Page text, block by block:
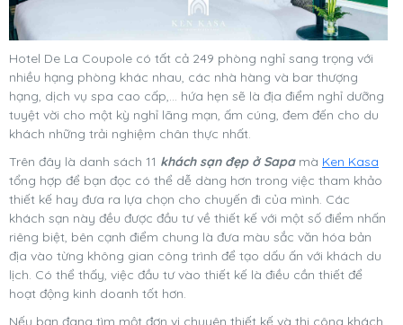
Hotel De La Coupole có tất cả 249 phòng nghỉ sang trọng với
nhiều hạng phòng khác nhau, các nhà hàng và bar thượng
hạng, dịch vụ spa cao cấp,… hứa hẹn sẽ là địa điểm nghỉ dưỡng
tuyệt vời cho một kỳ nghỉ lãng mạn, ấm cúng, đem đến cho du
khách những trải nghiệm chân thực nhất.
Trên đây là danh sách 11 khách sạn đẹp ở Sapamà Ken Kasa
tổng hợp để bạn đọc có thể dễ dàng hơn trong việc tham khảo
thiết kế hay đưa ra lựa chọn cho chuyến đi của mình. Các
khách sạn này đều được đầu tư về thiết kế với một số điểm nhấn
riêng biệt, bên cạnh điểm chung là đưa màu sắc văn hóa bản
địa vào từng không gian công trình để tạo dấu ấn với khách du
lịch. Có thể thấy, việc đầu tư vào thiết kế là điều cần thiết để
hoạt động kinh doanh tốt hơn.
Nếu bạn đang tìm một đơn vị chuyên thiết kế và thi công khách